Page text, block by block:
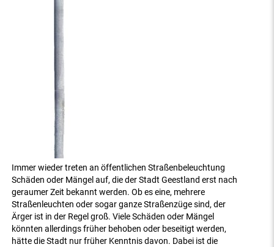
Immer wieder treten an öffentlichen Straßenbeleuchtung
Schäden oder Mängel auf, die der Stadt Geestland erst nach
geraumer Zeit bekannt werden. Ob es eine, mehrere
Straßenleuchten oder sogar ganze Straßenzüge sind, der
Ärger ist in der Regel groß. Viele Schäden oder Mängel
könnten allerdings früher behoben oder beseitigt werden,
hätte die Stadt nur früher Kenntnis davon. Dabei ist die